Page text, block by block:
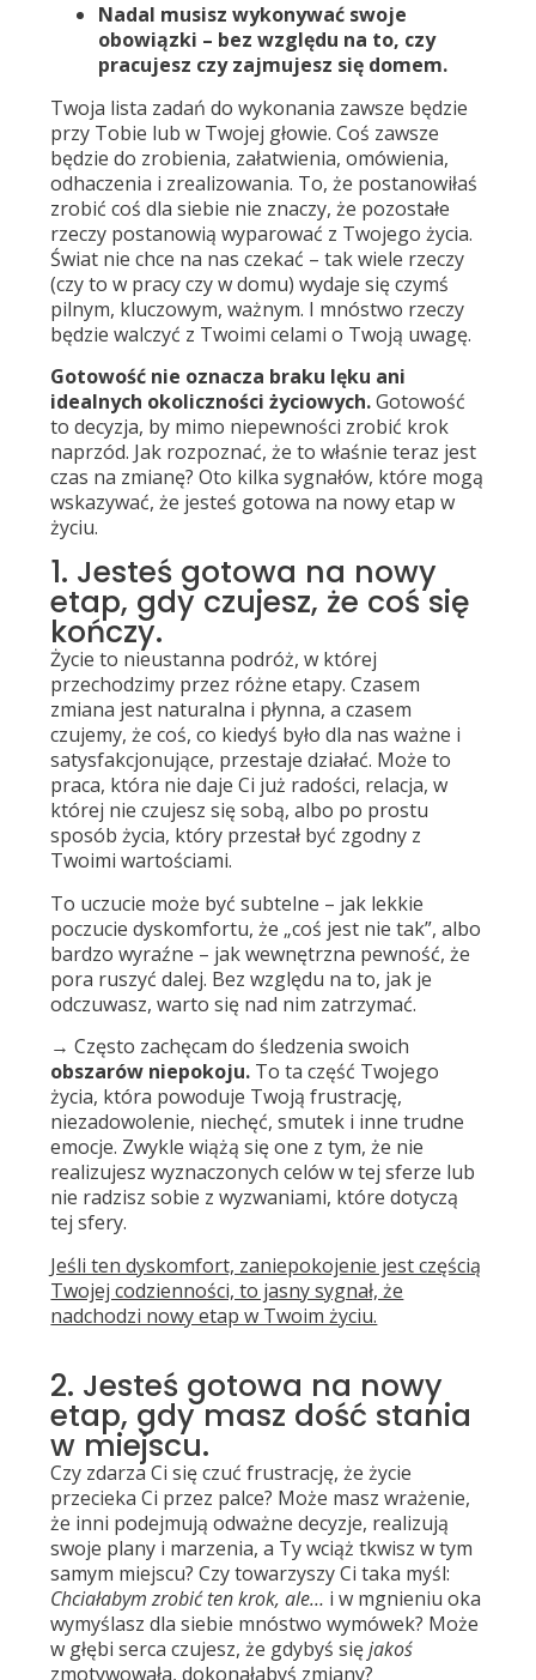
Nadal musisz wykonywać swoje
obowiązki – bez względu na to, czy
pracujesz czy zajmujesz się domem.
Twoja lista zadań do wykonania zawsze będzie
przy Tobie lub w Twojej głowie. Coś zawsze
będzie do zrobienia, załatwienia, omówienia,
odhaczenia i zrealizowania. To, że postanowiłaś
zrobić coś dla siebie nie znaczy, że pozostałe
rzeczy postanowią wyparować z Twojego życia.
Świat nie chce na nas czekać – tak wiele rzeczy
(czy to w pracy czy w domu) wydaje się czymś
pilnym, kluczowym, ważnym. I mnóstwo rzeczy
będzie walczyć z Twoimi celami o Twoją uwagę.
Gotowość nie oznacza braku lęku ani
idealnych okoliczności życiowych.Gotowość
to decyzja, by mimo niepewności zrobić krok
naprzód. Jak rozpoznać, że to właśnie teraz jest
czas na zmianę? Oto kilka sygnałów, które mogą
wskazywać, że jesteś gotowa na nowy etap w
życiu.
1. Jesteś gotowa na nowy
etap, gdy czujesz, że coś się
kończy.
Życie to nieustanna podróż, w której
przechodzimy przez różne etapy. Czasem
zmiana jest naturalna i płynna, a czasem
czujemy, że coś, co kiedyś było dla nas ważne i
satysfakcjonujące, przestaje działać. Może to
praca, która nie daje Ci już radości, relacja, w
której nie czujesz się sobą, albo po prostu
sposób życia, który przestał być zgodny z
Twoimi wartościami.
To uczucie może być subtelne – jak lekkie
poczucie dyskomfortu, że „coś jest nie tak”, albo
bardzo wyraźne – jak wewnętrzna pewność, że
pora ruszyć dalej. Bez względu na to, jak je
odczuwasz, warto się nad nim zatrzymać.
→ Często zachęcam do śledzenia swoich
obszarów niepokoju. To ta część Twojego
życia, która powoduje Twoją frustrację,
niezadowolenie, niechęć, smutek i inne trudne
emocje. Zwykle wiążą się one z tym, że nie
realizujesz wyznaczonych celów w tej sferze lub
nie radzisz sobie z wyzwaniami, które dotyczą
tej sfery.
Jeśli ten dyskomfort, zaniepokojenie jest częścią
Twojej codzienności, to jasny sygnał, że
nadchodzi nowy etap w Twoim życiu.
2. Jesteś gotowa na nowy
etap, gdy masz dość stania
w miejscu.
Czy zdarza Ci się czuć frustrację, że życie
przecieka Ci przez palce? Może masz wrażenie,
że inni podejmują odważne decyzje, realizują
swoje plany i marzenia, a Ty wciąż tkwisz w tym
samym miejscu? Czy towarzyszy Ci taka myśl:
Chciałabym zrobić ten krok, ale… i w mgnieniu oka
wymyślasz dla siebie mnóstwo wymówek? Może
w głębi serca czujesz, że gdybyś sięjakoś
zmotywowała, dokonałabyś zmiany?